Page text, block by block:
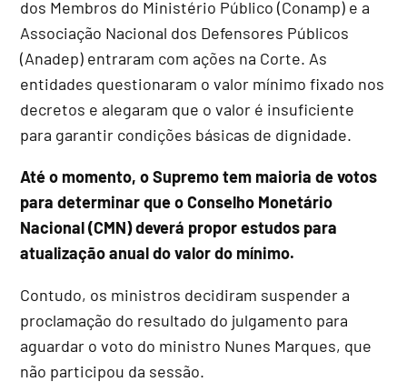
dos Membros do Ministério Público (Conamp) e a
Associação Nacional dos Defensores Públicos
(Anadep) entraram com ações na Corte. As
entidades questionaram o valor mínimo fixado nos
decretos e alegaram que o valor é insuficiente
para garantir condições básicas de dignidade.
Até o momento, o Supremo tem maioria de votos
para determinar que o Conselho Monetário
Nacional (CMN) deverá propor estudos para
atualização anual do valor do mínimo.
Contudo, os ministros decidiram suspender a
proclamação do resultado do julgamento para
aguardar o voto do ministro Nunes Marques, que
não participou da sessão.